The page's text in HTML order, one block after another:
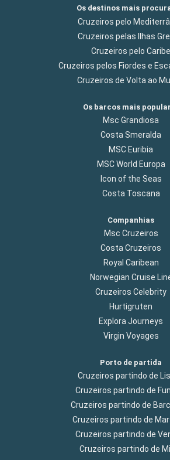
Os destinos mais
Cruzeiros pelo
Cruzeiros pelas Ilhas
Cruzeiros pelo Caribe
Cruzeiros pelos Fiordes e
Cruzeiros de Volta ao
Os barcos mais
Msc Grandiosa
Costa Smeralda
MSC Euribia
MSC World Europa
Icon of the Seas
Costa Toscana
Companhias
Msc Cruzeiros
Costa Cruzeiros
Royal Caribean
Norwegian Cruise
Cruzeiros Celebrity
Hurtigruten
Explora Journeys
Virgin Voyages
Porto de partida
Cruzeiros partindo de
Cruzeiros partindo de
Cruzeiros partindo de
Cruzeiros partindo de
Cruzeiros partindo de
Cruzeiros partindo de